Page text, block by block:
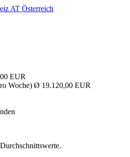
AT Österreich
EUR
Woche) Ø 19.120,00 EUR